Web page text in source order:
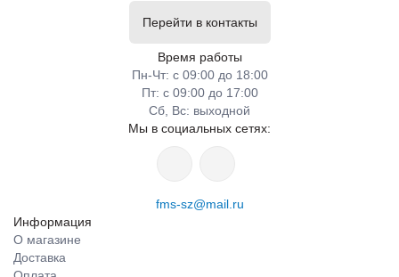
Перейти в контакты
Время работы
Пн-Чт: с 09:00 до 18:00
Пт: с 09:00 до 17:00
Сб, Вс: выходной
Мы в социальных сетях:
fms-sz@mail.ru
Информация
О магазине
Доставка